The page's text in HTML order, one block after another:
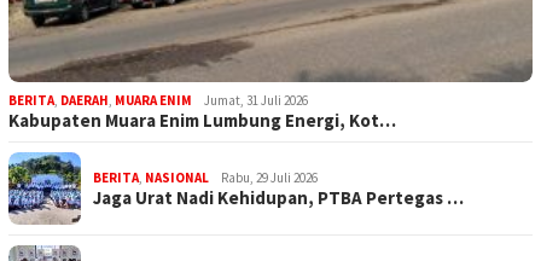
BERITA, DAERAH, MUARA ENIM Jumat, 31 Juli 2026
Kabupaten Muara Enim Lumbung Energi, Kot…
BERITA, NASIONAL Rabu, 29 Juli 2026
Jaga Urat Nadi Kehidupan, PTBA Pertegas …